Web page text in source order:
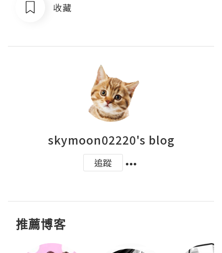
收藏
skymoon02220's blog
追蹤
推薦博客